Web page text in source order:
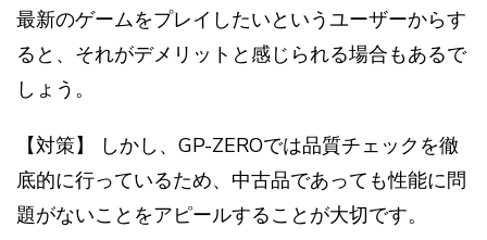
最新のゲームをプレイしたいというユーザーからす
ると、それがデメリットと感じられる場合もあるで
しょう。
【対策】 しかし、GP-ZEROでは品質チェックを徹
底的に行っているため、中古品であっても性能に問
題がないことをアピールすることが大切です。